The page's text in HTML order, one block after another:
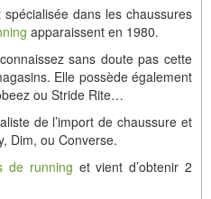
dans les chaussures
apparaissent en 1980.
sans doute pas cette
Elle possède également
ou Stride Rite…
de l’import de chaussure et
Dim, ou Converse.
de running et vient d’obtenir 2